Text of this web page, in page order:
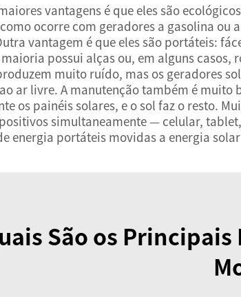
vantagens é que eles são
ocorre com geradores a gasolina ou
vantagem é que eles são portáteis:
possui alças ou, em alguns
muito ruído, mas os geradores
ar livre. A manutenção também é
os painéis solares, e o sol faz o resto.
simultaneamente — celular,
energia portáteis movidas a energia
São os